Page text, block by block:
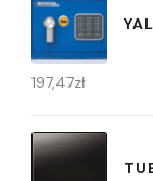
197,47zł